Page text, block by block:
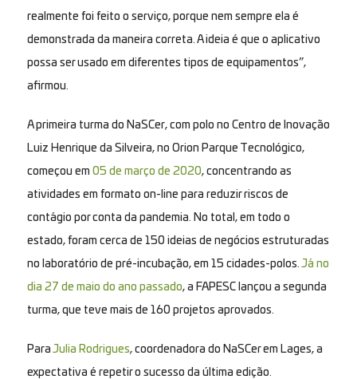
realmente foi feito o serviço, porque nem sempre ela é
demonstrada da maneira correta. A ideia é que o aplicativo
possa ser usado em diferentes tipos de equipamentos”,
afirmou.
A primeira turma do NaSCer, com polo no Centro de Inovação
Luiz Henrique da Silveira, no Orion Parque Tecnológico,
começou em 05 de março de 2020, concentrando as
atividades em formato on-line para reduzir riscos de
contágio por conta da pandemia. No total, em todo o
estado, foram cerca de 150 ideias de negócios estruturadas
no laboratório de pré-incubação, em 15 cidades-polos. Já no
dia 27 de maio do ano passado, a FAPESC lançou a segunda
turma, que teve mais de 160 projetos aprovados.
Para Julia Rodrigues, coordenadora do NaSCer em Lages, a
expectativa é repetir o sucesso da última edição.